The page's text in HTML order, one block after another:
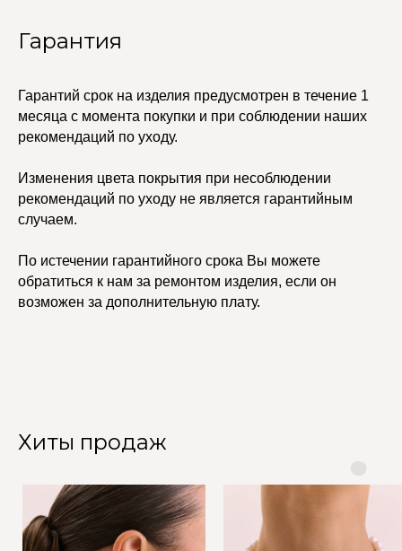
Гарантия
Гарантий срок на изделия предусмотрен в течение 1
месяца с момента покупки и при соблюдении наших
рекомендаций по уходу.
Изменения цвета покрытия при несоблюдении
рекомендаций по уходу не является гарантийным
случаем.
По истечении гарантийного срока Вы можете
обратиться к нам за ремонтом изделия, если он
возможен за дополнительную плату.
Хиты продаж
© 2021-2025 Edalinjewelry. Все права защищены.
Не бриллианты, потому
что по любви